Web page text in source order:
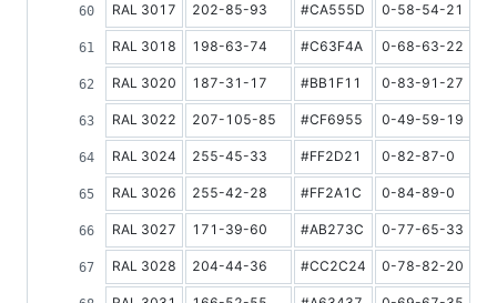
RAL 3017 202-85-93 #CA555D 0-58-54-21
RAL 3018 198-63-74 #C63F4A 0-68-63-22
RAL 3020 187-31-17 #BB1F11 0-83-91-27
RAL 3022 207-105-85 #CF6955 0-49-59-19
RAL 3024 255-45-33 #FF2D21 0-82-87-0
RAL 3026 255-42-28 #FF2A1C 0-84-89-0
RAL 3027 171-39-60 #AB273C 0-77-65-33
RAL 3028 204-44-36 #CC2C24 0-78-82-20